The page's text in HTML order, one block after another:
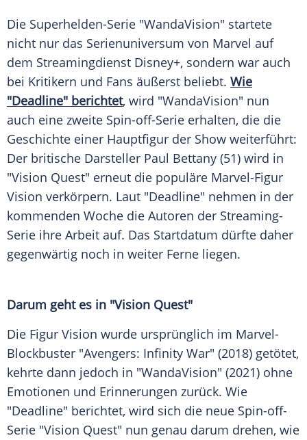
Die Superhelden-Serie "WandaVision" startete
nicht nur das Serienuniversum von Marvel auf
dem Streamingdienst Disney+, sondern war auch
bei Kritikern und Fans äußerst beliebt. Wie
"Deadline" berichtet, wird "WandaVision" nun
auch eine zweite Spin-off-Serie erhalten, die die
Geschichte einer Hauptfigur der Show weiterführt:
Der britische Darsteller Paul Bettany (51) wird in
"Vision Quest" erneut die populäre Marvel-Figur
Vision verkörpern. Laut "Deadline" nehmen in der
kommenden Woche die Autoren der Streaming-
Serie ihre Arbeit auf. Das Startdatum dürfte daher
gegenwärtig noch in weiter Ferne liegen.
Darum geht es in "Vision Quest"
Die Figur Vision wurde ursprünglich im Marvel-
Blockbuster "Avengers: Infinity War" (2018) getötet,
kehrte dann jedoch in "WandaVision" (2021) ohne
Emotionen und Erinnerungen zurück. Wie
"Deadline" berichtet, wird sich die neue Spin-off-
Serie "Vision Quest" nun genau darum drehen, wie